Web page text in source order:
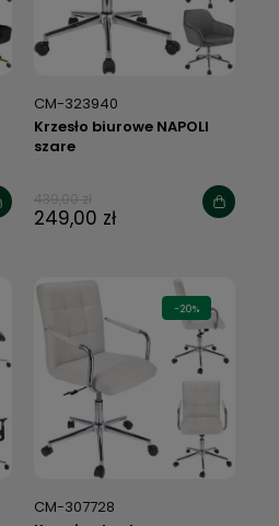
CM-323940
Krzesło biurowe NAPOLI
szare
249,00 zł
CM-307728
-20%